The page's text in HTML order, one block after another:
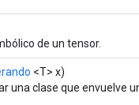
de un tensor.
<T> x)
una clase que envuelve